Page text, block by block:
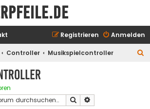
Anmelden
Registrieren
Controller Musikspielcontroller
Suche